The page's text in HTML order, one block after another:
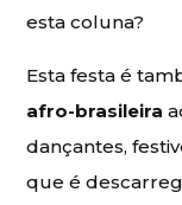
esta coluna?
Esta festa é
afro-brasileira
dançantes,
que é